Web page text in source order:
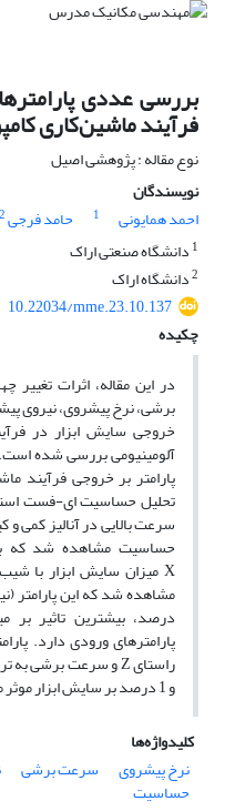
بررسی عددی
فرآیند ماشین‌کاری
نوع مقاله : پژوهشی اصیل
نویسندگان
احمد همایونی
1 حامد فرجی2
1 دانشگاه صنعتی اراک
2دانشگاه اراک
10.22034/mme.23.10.137
چکیده
در این مقاله، اثرات تغییر
برشی، نرخ پیشروی، نیروی
خروجی سایش ابزار در
آلومینیومی بررسی شده
پارامتر بر خروجی فرآیند
تحلیل حساسیت ای-فست
سرعت بالایی در آنالیز کمی
حساسیت مشاهده شد که
Xمیزان سایش ابزار با
مشاهده شد که این پارامتر (
درصد، بیشترین تاثیر بر
پارامترهای ورودی دارد.
راستایZ
و 1 درصد بر سایش ابزار موثر می‌باشند
کلیدواژه‌ها
نرخ پیشروی
سرعت برشی
حساسیت